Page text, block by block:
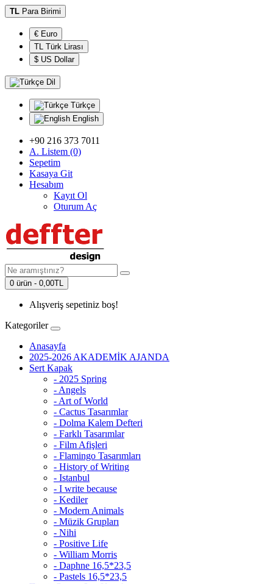
TL Para Birimi
€ Euro
TL Türk Lirası
$ US Dollar
Dil
Türkçe
English
+90 216 373 7011
A. Listem (0)
Sepetim
Kasaya Git
Hesabım
Kayıt Ol
Oturum Aç
0 ürün - 0,00TL
Alışveriş sepetiniz boş!
Kategoriler
Anasayfa
2025-2026 AKADEMİK AJANDA
Sert Kapak
- 2025 Spring
- Angels
- Art of World
- Cactus Tasarımlar
- Dolma Kalem Defteri
- Farklı Tasarımlar
- Film Afişleri
- Flamingo Tasarımları
- History of Writing
- Istanbul
- I write because
- Kediler
- Modern Animals
- Müzik Grupları
- Nihi
- Positive Life
- William Morris
- Daphne 16,5*23,5
- Pastels 16,5*23,5